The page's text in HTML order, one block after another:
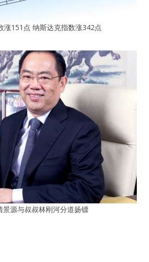
涨151点 纳斯达克指数涨342点
景源与叔叔林刚河分道扬镖